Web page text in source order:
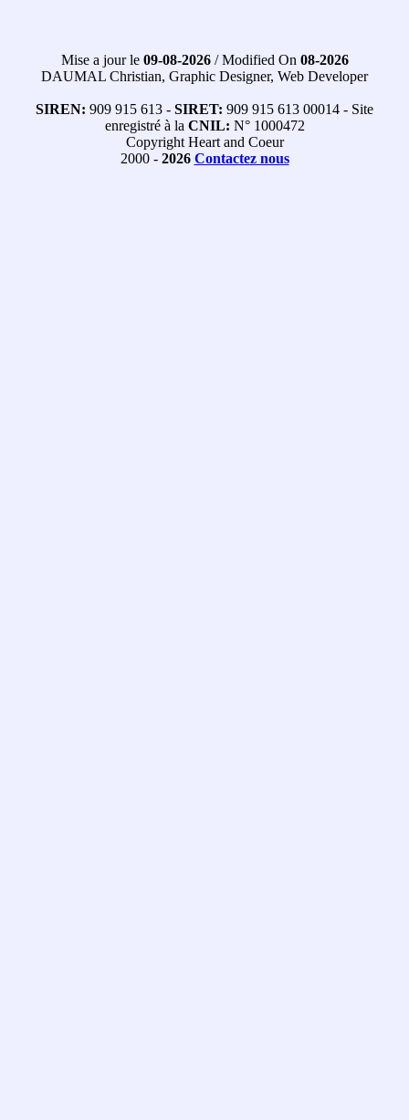
Mise a jour le 09-08-2026/ Modified On 08-2026
DAUMAL Christian, Graphic Designer, Web Developer
SIREN: 909 915 613 - SIRET: 909 915 613 00014 - Site
enregistré à la CNIL: N° 1000472
Copyright Heart and Coeur
2000 - 2026 Contactez nous